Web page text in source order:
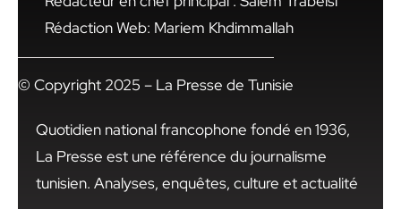
Rédaction Web: Mariem Khdimmallah
© Copyright 2025 – La Presse de Tunisie
Quotidien national francophone fondé en 1936,
La Presse est une référence du journalisme
tunisien. Analyses, enquêtes, culture et actualité